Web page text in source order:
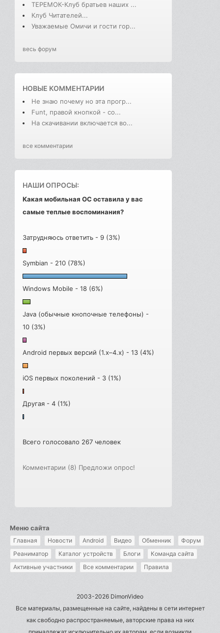
ТЕРЕМОК-Клуб братьев наших ...
Клуб Читателей...
Уважаемые Омичи и гости гор...
весь форум
НОВЫЕ КОММЕНТАРИИ
Не знаю почему но эта прогр...
Funt, правой кнопкой - со...
На скачивании включается во...
все комментарии
НАШИ ОПРОСЫ:
Какая мобильная ОС оставила у вас
самые теплые воспоминания?
Затрудняюсь ответить - 9 (3%)
Symbian - 210 (78%)
Windows Mobile - 18 (6%)
Java (обычные кнопочные телефоны) -
10 (3%)
Android первых версий (1.x–4.x) - 13 (4%)
iOS первых поколений - 3 (1%)
Другая - 4 (1%)
Всего голосовало 267 человек
Комментарии (8) Предложи опрос!
Меню сайта
Главная Новости Android Видео Обменник
Форум
Реаниматор
Каталог устройств Блоги
Команда сайта
Активные участники
Все комментарии Правила
2003-2026 DimonVideo
Все материалы, размещенные на сайте, найдены в сети интернет
как свободно распространяемые, авторские права на них